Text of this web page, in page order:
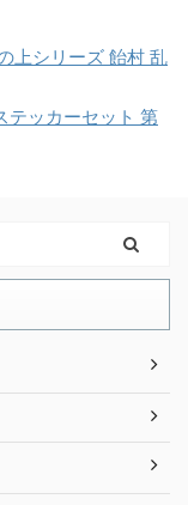
上シリーズ 飴村 乱
テッカーセット 第